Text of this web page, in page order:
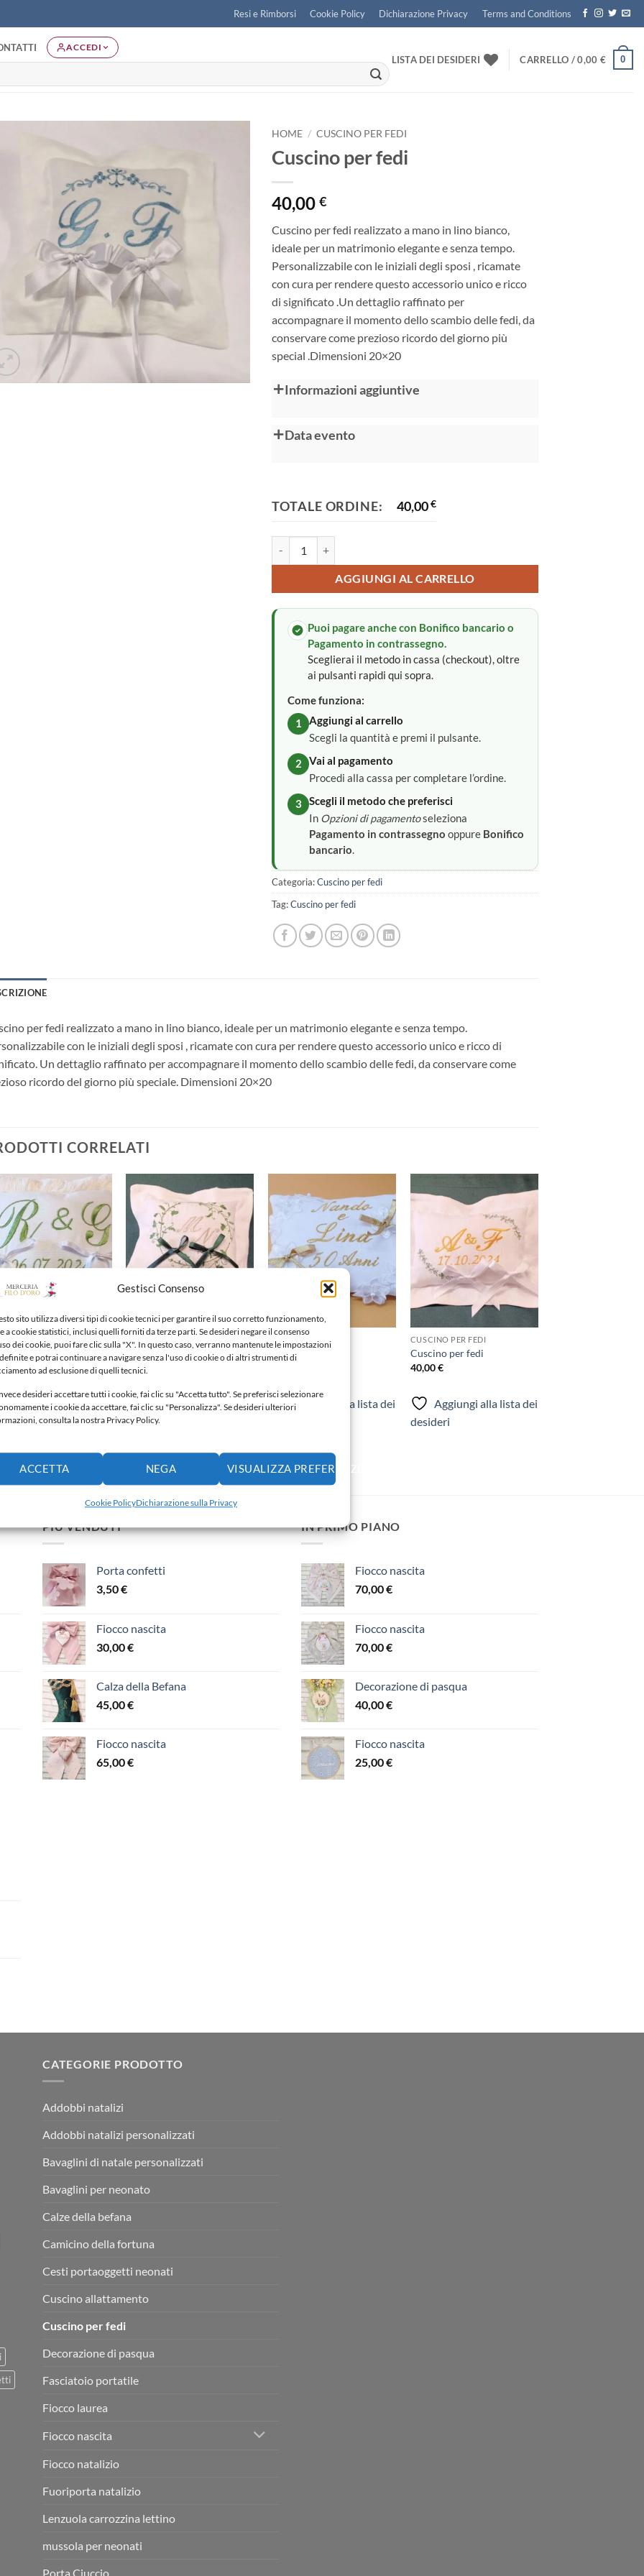
Gestisci Consenso
sito utilizza diversi tipi di cookie tecnici per garantire il suo corretto funzionamento,
a cookie statistici, inclusi quelli forniti da terze parti. Se desideri negare il consenso
dei cookie, puoi fare clic sulla "X". In questo caso, verranno mantenute le impostazioni
e potrai continuare a navigare senza l'uso di cookie o di altri strumenti di
ad esclusione di quelli tecnici.
desideri accettare tutti i cookie, fai clic su "Accetta tutto". Se preferisci selezionare
i cookie da accettare, fai clic su "Personalizza". Se desideri ulteriori
consulta la nostra Privacy Policy.
ACCETTA NEGA VISUALIZZA PREFERENZE
Cookie PolicyDichiarazione sulla Privacy
Resi e Rimborsi Cookie Policy Dichiarazione Privacy Terms and Conditions
ACCEDI
LISTA DEI DESIDERI CARRELLO /0,00 € 0
HOME / CUSCINO PER FEDI
Cuscino per fedi
40,00€
Cuscino per fedi realizzato a mano in lino bianco,
ideale per un matrimonio elegante e senza tempo.
Personalizzabile con le iniziali degli sposi , ricamate
con cura per rendere questo accessorio unico e ricco
di significato .Un dettaglio raffinato per
accompagnare il momento dello scambio delle fedi, da
conservare come prezioso ricordo del giorno più
special .Dimensioni 20×20
Informazioni aggiuntive
Data evento
TOTALE ORDINE: 40,00€
AGGIUNGI AL CARRELLO
Alternative:
Puoi pagare anche con Bonifico bancario o
Pagamento in contrassegno.
Sceglierai il metodo in cassa (checkout), oltre
ai pulsanti rapidi qui sopra.
Come funziona:
1
Aggiungi al carrello
Scegli la quantità e premi il pulsante.
2
Vai al pagamento
Procedi alla cassa per completare l’ordine.
3
Scegli il metodo che preferisci
In Opzioni di pagamentoseleziona
Pagamento in contrassegno oppure Bonifico
bancario.
Categoria:Cuscino per fedi
Tag:Cuscino per fedi
per fedi realizzato a mano in lino bianco, ideale per un matrimonio elegante e senza tempo.
con le iniziali degli sposi , ricamate con cura per rendere questo accessorio unico e ricco di
Un dettaglio raffinato per accompagnare il momento dello scambio delle fedi, da conservare come
ricordo del giorno più speciale. Dimensioni 20×20
CORRELATI
Aggiungi
alla lista
dei
desideri
PER FEDI
per fedi
€
Aggiungi alla lista dei
Aggiungi
alla lista
dei
desideri
CUSCINO PER FEDI
Cuscino per fedi
40,00
Aggiungi alla lista dei
desideri
Aggiungi
alla lista
dei
desideri
CUSCINO PER FEDI
Cuscino per fedi
Aggiungi alla lista dei
Aggiungi
alla lista
dei
desideri
CUSCINO PER FEDI
Cuscino per fedi
40,00€
Aggiungi alla lista dei
desideri
PIÙ VENDUTI
Porta confetti
3,50€
Fiocco nascita
30,00€
Calza della Befana
45,00€
Fiocco nascita
65,00€
IN PRIMO PIANO
Fiocco nascita
70,00€
Fiocco nascita
70,00€
Decorazione di pasqua
40,00€
Fiocco nascita
25,00€
CATEGORIE PRODOTTO
Addobbi natalizi
Addobbi natalizi personalizzati
Bavaglini di natale personalizzati
Bavaglini per neonato
Calze della befana
Camicino della fortuna
Cesti portaoggetti neonati
Cuscino allattamento
Cuscino per fedi
Decorazione di pasqua
Fasciatoio portatile
Fiocco laurea
Fiocco nascita
Fiocco natalizio
Fuoriporta natalizio
Lenzuola carrozzina lettino
mussola per neonati
Porta Ciuccio